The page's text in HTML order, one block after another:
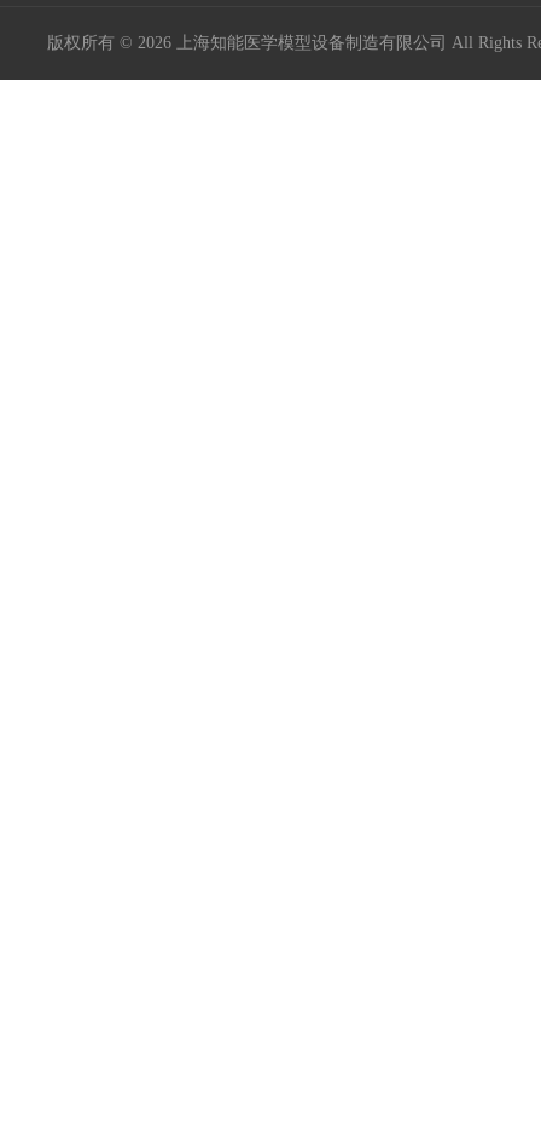
版权所有 © 2026 上海知能医学模型设备制造有限公司 All